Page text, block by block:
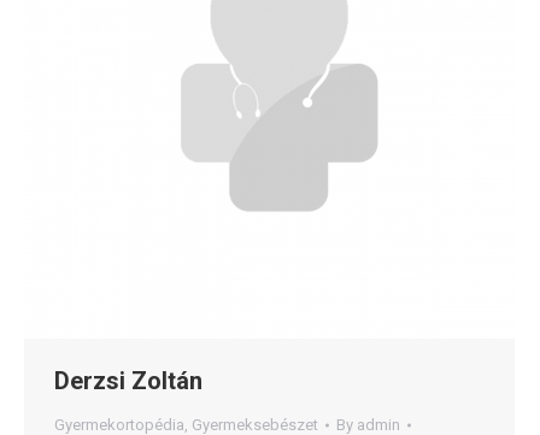
Derzsi Zoltán
Gyermekortopédia, Gyermeksebészet By admin